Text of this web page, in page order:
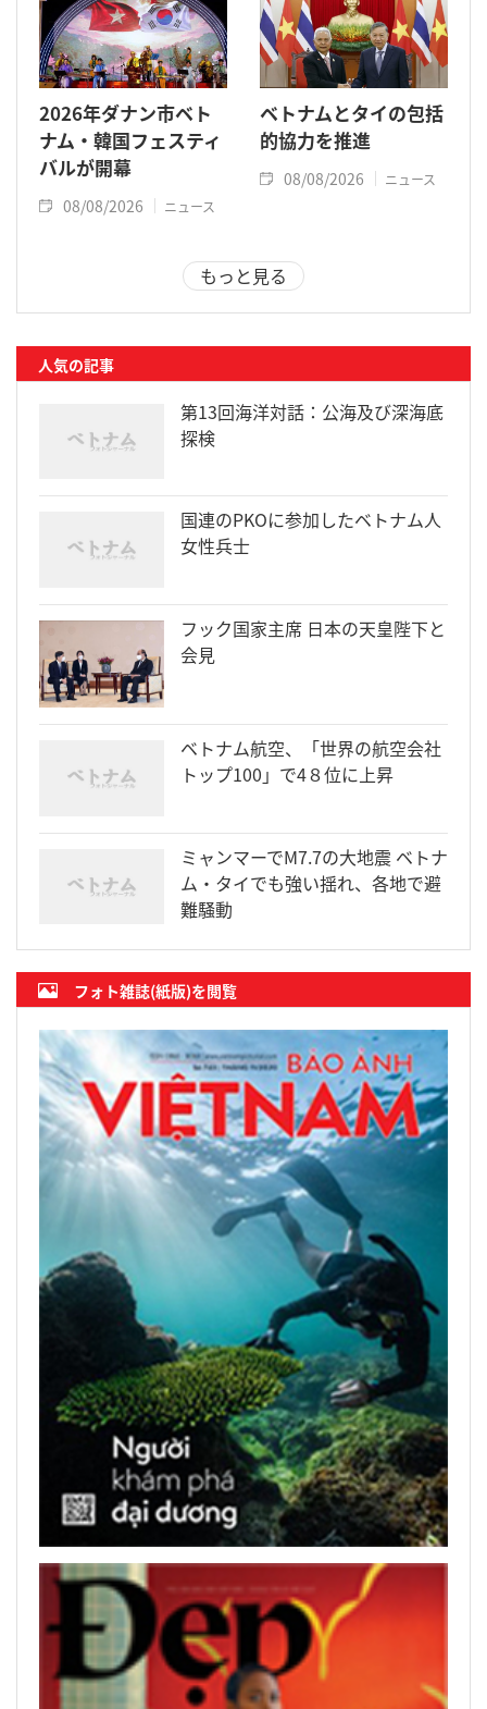
2026年ダナン市ベト
ナム・韓国フェスティ
バルが開幕
08/08/2026 ニュース
ベトナムとタイの包括
的協力を推進
08/08/2026 ニュース
もっと見る
人気の記事
第13回海洋対話：公海及び深海底
探検
国連のPKOに参加したベトナム人
女性兵士
フック国家主席 日本の天皇陛下と
会見
ベトナム航空、「世界の航空会社
トップ100」で4８位に上昇
ミャンマーでM7.7の大地震 ベトナ
ム・タイでも強い揺れ、各地で避
難騒動
フォト雑誌(紙版)を閲覧